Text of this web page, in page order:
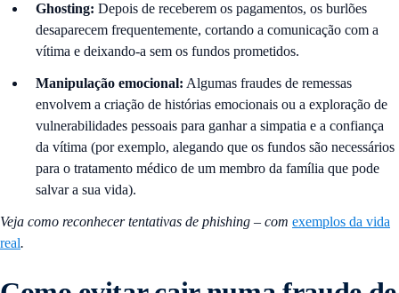
Ghosting: Depois de receberem os pagamentos, os burlões
desaparecem frequentemente, cortando a comunicação com a
vítima e deixando-a sem os fundos prometidos.
Manipulação emocional: Algumas fraudes de remessas
envolvem a criação de histórias emocionais ou a exploração de
vulnerabilidades pessoais para ganhar a simpatia e a confiança
da vítima (por exemplo, alegando que os fundos são necessários
para o tratamento médico de um membro da família que pode
salvar a sua vida).
Veja como reconhecer tentativas de phishing – com exemplos da vida
real.